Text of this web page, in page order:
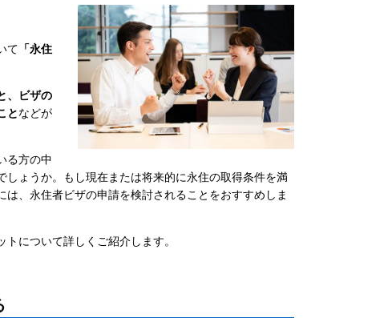
て 「永住
、ビザの
となどが
る方の中
ょうか。もし現在または将来的に永住の取得条件を満
、永住者ビザの申請を検討されることをおすすめしま
について詳しくご紹介します。